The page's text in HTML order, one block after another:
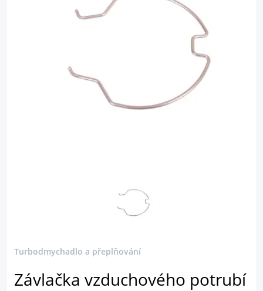
Turbodmychadlo a přeplňování
Závlačka vzduchového potrubí